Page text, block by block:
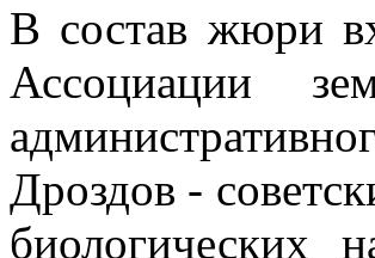
В состав жюри
Ассоциации
Дроздов -
биологических